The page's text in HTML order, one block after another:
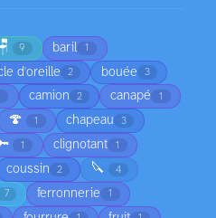
9 baril 1
d'oreille 2 bouée 3
camion 2 canapé 1
🍄 1 chapeau 3
1 clignotant 1
coussin 2 🔪 4
7 ferronnerie 1